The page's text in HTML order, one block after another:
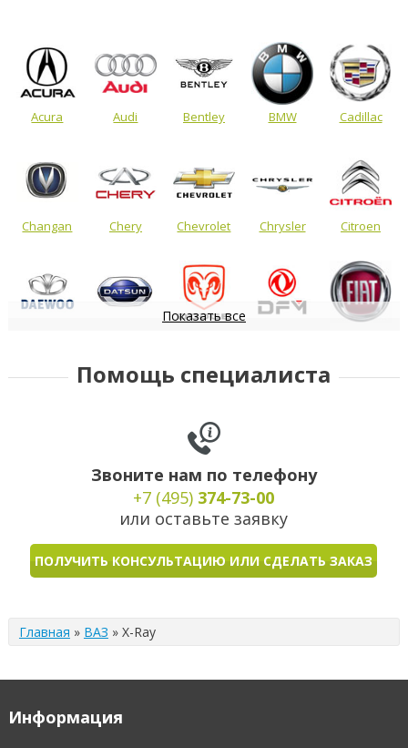
Acura Audi Bentley BMW Cadillac
Changan Chery Chevrolet Chrysler Citroen
Показать все
Помощь специалиста
Звоните нам по телефону
+7 (495) 374-73-00
или оставьте заявку
ПОЛУЧИТЬ КОНСУЛЬТАЦИЮ ИЛИ СДЕЛАТЬ ЗАКАЗ
Главная » ВАЗ » X-Ray
Информация